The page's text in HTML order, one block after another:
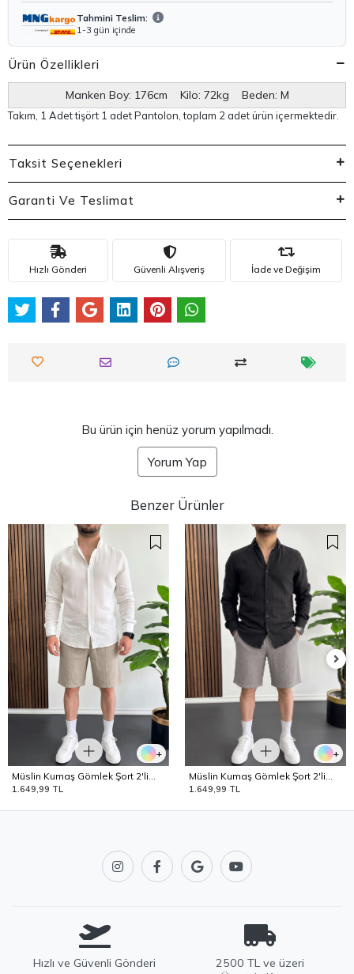
Tahmini Teslim:
1-3 gün içinde
Ürün Özellikleri
Manken Boy: 176cm Kilo: 72kg Beden: M
Takım, 1 Adet tişört 1 adet Pantolon, toplam 2 adet ürün içermektedir.
Taksit Seçenekleri
Garanti Ve Teslimat
Hızlı Gönderi Güvenli Alışveriş İade ve Değişim
Bu ürün için henüz yorum yapılmadı.
Yorum Yap
Benzer Ürünler
+
Müslin Kumaş Gömlek Şort 2'li
Takım T7 Edw504
1.649,99 TL
+
Müslin Kumaş Gömlek Şort 2'li
Takım T6 Edw504
1.649,99 TL
Hızlı ve Güvenli Gönderi
2500 TL ve üzeri